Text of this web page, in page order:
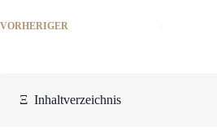
VORHERIGER
Ξ Inhaltverzeichnis